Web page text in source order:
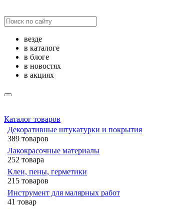
везде
в каталоге
в блоге
в новостях
в акциях
Каталог товаров
Декоративные штукатурки и покрытия
389 товаров
Лакокрасочные материалы
252 товара
Клеи, пены, герметики
215 товаров
Инструмент для малярных работ
41 товар